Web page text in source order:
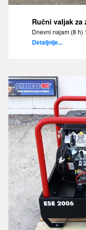
Ručni valjak
Dnevni najam (8 h)
Detaljnije...